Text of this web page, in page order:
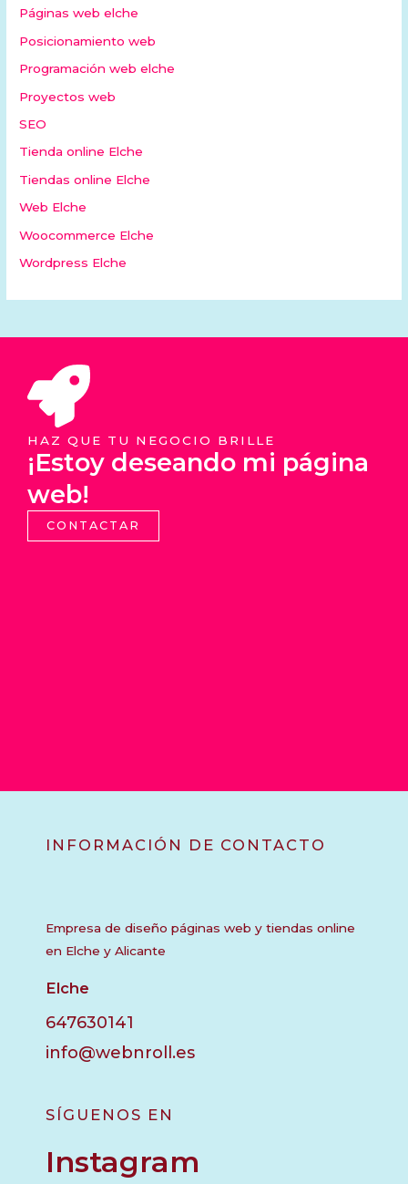
Páginas web elche
Posicionamiento web
Programación web elche
Proyectos web
SEO
Tienda online Elche
Tiendas online Elche
Web Elche
Woocommerce Elche
Wordpress Elche
HAZ QUE TU NEGOCIO BRILLE
¡Estoy deseando mi página
web!
CONTACTAR
INFORMACIÓN DE CONTACTO
Empresa de diseño páginas web y tiendas online
en Elche y Alicante
Elche
647630141
info@webnroll.es
SÍGUENOS EN
Instagram